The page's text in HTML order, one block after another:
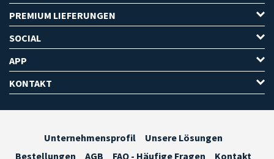
PREMIUM LIEFERUNGEN
SOCIAL
APP
KONTAKT
Unternehmensprofil
Unsere Lösungen
Bestellungen
AGB FAQ - Häufige Fragen Kontakt